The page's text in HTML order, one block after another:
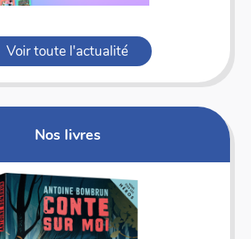
Voir toute l'actualité
Nos livres